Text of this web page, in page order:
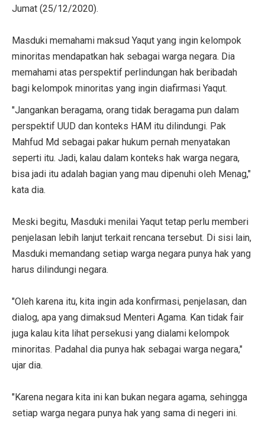
Jumat (25/12/2020).
Masduki memahami maksud Yaqut yang ingin kelompok
minoritas mendapatkan hak sebagai warga negara. Dia
memahami atas perspektif perlindungan hak beribadah
bagi kelompok minoritas yang ingin diafirmasi Yaqut.
"Jangankan beragama, orang tidak beragama pun dalam
perspektif UUD dan konteks HAM itu dilindungi. Pak
Mahfud Md sebagai pakar hukum pernah menyatakan
seperti itu. Jadi, kalau dalam konteks hak warga negara,
bisa jadi itu adalah bagian yang mau dipenuhi oleh Menag,"
kata dia.
Meski begitu, Masduki menilai Yaqut tetap perlu memberi
penjelasan lebih lanjut terkait rencana tersebut. Di sisi lain,
Masduki memandang setiap warga negara punya hak yang
harus dilindungi negara.
"Oleh karena itu, kita ingin ada konfirmasi, penjelasan, dan
dialog, apa yang dimaksud Menteri Agama. Kan tidak fair
juga kalau kita lihat persekusi yang dialami kelompok
minoritas. Padahal dia punya hak sebagai warga negara,"
ujar dia.
"Karena negara kita ini kan bukan negara agama, sehingga
setiap warga negara punya hak yang sama di negeri ini.